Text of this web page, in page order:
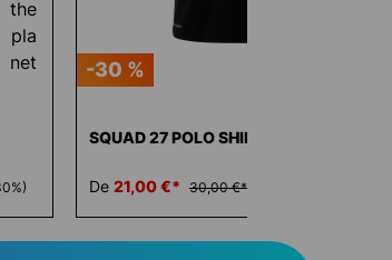
-30 %
SQUAD 27 POLO SHIRT
De 21,00 €* 30,00 €*